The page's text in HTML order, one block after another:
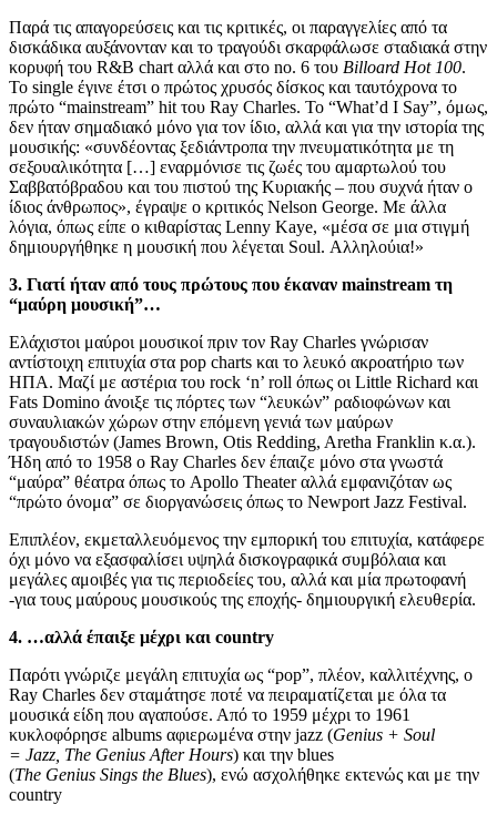
Παρά τις απαγορεύσεις και τις κριτικές, οι παραγγελίες από τα
δισκάδικα αυξάνονταν και το τραγούδι σκαρφάλωσε σταδιακά στην
κορυφή του R&B chart αλλά και στο no. 6 του Billoard Hot 100.
Το single έγινε έτσι ο πρώτος χρυσός δίσκος και ταυτόχρονα το
πρώτο “mainstream” hit του Ray Charles. Το “What’d I Say”, όμως,
δεν ήταν σημαδιακό μόνο για τον ίδιο, αλλά και για την ιστορία της
μουσικής: «συνδέοντας ξεδιάντροπα την πνευματικότητα με τη
σεξουαλικότητα […] εναρμόνισε τις ζωές του αμαρτωλού του
Σαββατόβραδου και του πιστού της Κυριακής – που συχνά ήταν ο
ίδιος άνθρωπος», έγραψε ο κριτικός Nelson George. Με άλλα
λόγια, όπως είπε ο κιθαρίστας Lenny Kaye, «μέσα σε μια στιγμή
δημιουργήθηκε η μουσική που λέγεται Soul. Αλληλούια!»
3. Γιατί ήταν από τους πρώτους που έκαναν mainstream τη
“μαύρη μουσική”…
Ελάχιστοι μαύροι μουσικοί πριν τον Ray Charles γνώρισαν
αντίστοιχη επιτυχία στα pop charts και το λευκό ακροατήριο των
ΗΠΑ. Μαζί με αστέρια του rock ‘n’ roll όπως οι Little Richard και
Fats Domino άνοιξε τις πόρτες των “λευκών” ραδιοφώνων και
συναυλιακών χώρων στην επόμενη γενιά των μαύρων
τραγουδιστών (James Brown, Otis Redding, Aretha Franklin κ.α.).
Ήδη από το 1958 ο Ray Charles δεν έπαιζε μόνο στα γνωστά
“μαύρα” θέατρα όπως το Apollo Theater αλλά εμφανιζόταν ως
“πρώτο όνομα” σε διοργανώσεις όπως το Newport Jazz Festival.
Επιπλέον, εκμεταλλευόμενος την εμπορική του επιτυχία, κατάφερε
όχι μόνο να εξασφαλίσει υψηλά δισκογραφικά συμβόλαια και
μεγάλες αμοιβές για τις περιοδείες του, αλλά και μία πρωτοφανή
-για τους μαύρους μουσικούς της εποχής- δημιουργική ελευθερία.
4. …αλλά έπαιξε μέχρι και country
Παρότι γνώριζε μεγάλη επιτυχία ως “pop”, πλέον, καλλιτέχνης, ο
Ray Charles δεν σταμάτησε ποτέ να πειραματίζεται με όλα τα
μουσικά είδη που αγαπούσε. Από το 1959 μέχρι το 1961
κυκλοφόρησε albums αφιερωμένα στην jazz (Genius + Soul
= Jazz, The Genius After Hours) και την blues
(The Genius Sings the Blues), ενώ ασχολήθηκε εκτενώς και με την
country